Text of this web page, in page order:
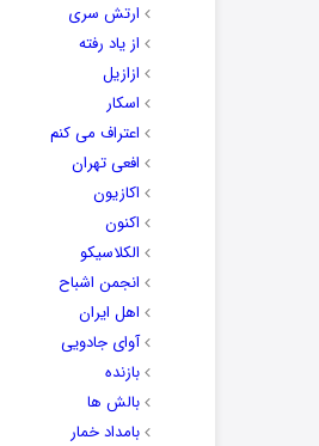
ارتش سری
از یاد رفته
ازازیل
اسکار
اعتراف می کنم
افعی تهران
اکازیون
اکنون
الکلاسیکو
انجمن اشباح
اهل ایران
آوای جادویی
بازنده
بالش ها
بامداد خمار